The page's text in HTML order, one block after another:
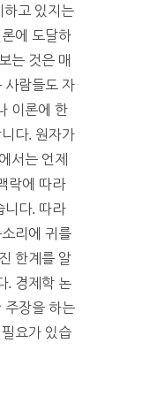
하고 있지는
에 도달하
는 것은 매
사람들도 자
이론에 한
다. 원자가
서는 언제
락에 따라
니다. 따라
리에 귀를
한계를 알
. 경제학 논
주장을 하는
요가 있습